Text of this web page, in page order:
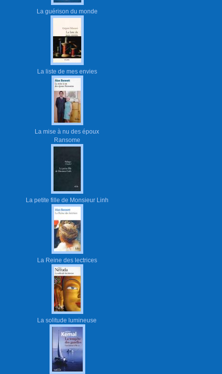
La guérison du monde
La liste de mes envies
La mise à nu des époux
Ransome
La petite fille de Monsieur Linh
La Reine des lectrices
La solitude lumineuse